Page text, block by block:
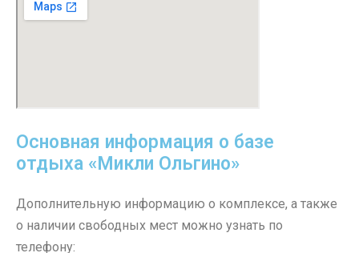
Основная информация о базе
отдыха «Микли Ольгино»
Дополнительную информацию о комплексе, а также
о наличии свободных мест можно узнать по
телефону: